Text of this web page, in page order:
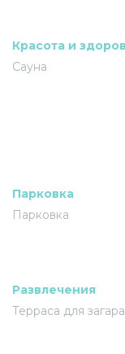
Красота и
Сауна
Парковка
Парковка
Развлечения
Терраса для загара